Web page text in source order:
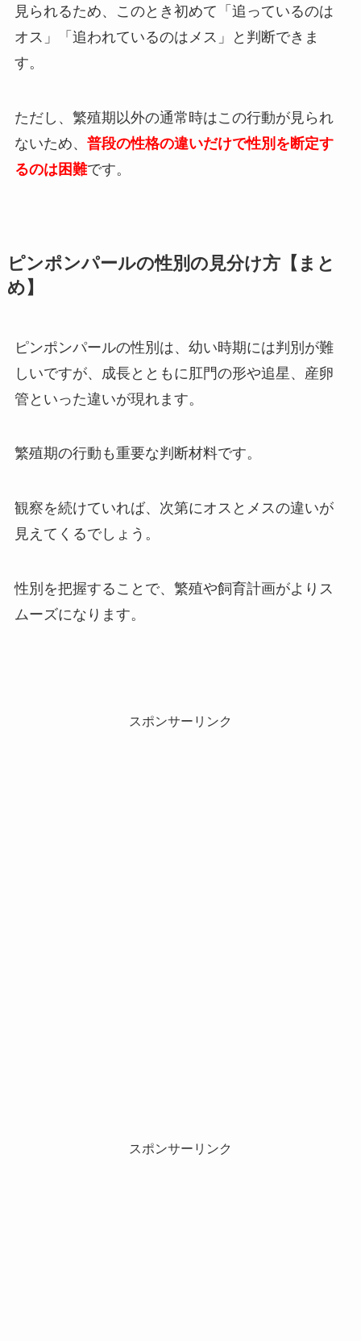
見られるため、このとき初めて「追っているのは
オス」「追われているのはメス」と判断できま
す。
ただし、繁殖期以外の通常時はこの行動が見られ
ないため、 普段の性格の違いだけで性別を断定す
るのは困難です。
ピンポンパールの性別の見分け方【まと
め】
ピンポンパールの性別は、幼い時期には判別が難
しいですが、成長とともに肛門の形や追星、産卵
管といった違いが現れます。
繁殖期の行動も重要な判断材料です。
観察を続けていれば、次第にオスとメスの違いが
見えてくるでしょう。
性別を把握することで、繁殖や飼育計画がよりス
ムーズになります。
スポンサーリンク
スポンサーリンク